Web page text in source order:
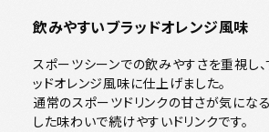
飲みやすいブラッドオレンジ風味
スポーツシーンでの飲みやすさを重視し、
ッドオレンジ風味に仕上げました。
通常のスポーツドリンクの甘さが気にな
した味わいで続けやすいドリンクです。